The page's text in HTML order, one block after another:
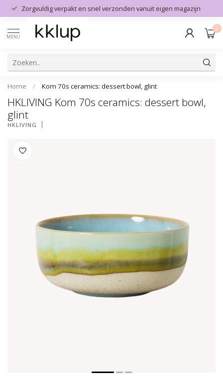
Zorgvuldig verpakt en snel verzonden vanuit eigen magazijn
MENU
0
Home / Kom 70s ceramics: dessert bowl, glint
HKLIVING Kom 70s ceramics: dessert bowl,
glint
HKLIVING